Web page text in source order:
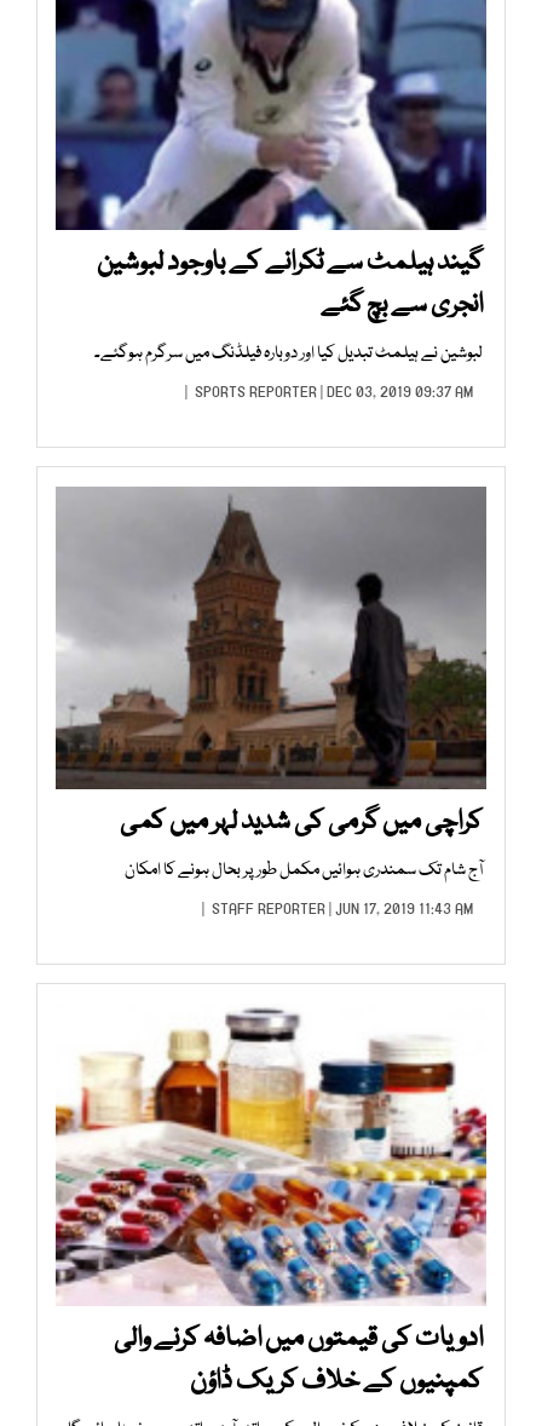
گیند ہیلمٹ سے ٹکرانے کے باوجود لبوشین
انجری سے بچ گئے
لبوشین نے ہیلمٹ تبدیل کیا اور دوبارہ فیلڈنگ میں سرگرم ہوگئے۔
SPORTS REPORTER| DEC 03, 2019 09:37 AM |
کراچی میں گرمی کی شدید لہر میں کمی
آج شام تک سمندری ہوائیں مکمل طور پر بحال ہونے کا امکان
STAFF REPORTER| JUN 17, 2019 11:43 AM |
ادویات کی قیمتوں میں اضافہ کرنے والی
کمپنیوں کے خلاف کریک ڈاؤن